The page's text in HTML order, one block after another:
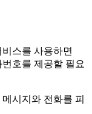
스를 사용하면
호를 제공할 필요
시지와 전화를 피